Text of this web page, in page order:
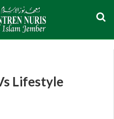
Lifestyle